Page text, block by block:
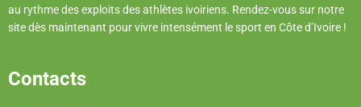
au rythme des exploits des athlètes ivoiriens. Rendez-vous sur notre
site dès maintenant pour vivre intensément le sport en Côte d’Ivoire !
Contacts